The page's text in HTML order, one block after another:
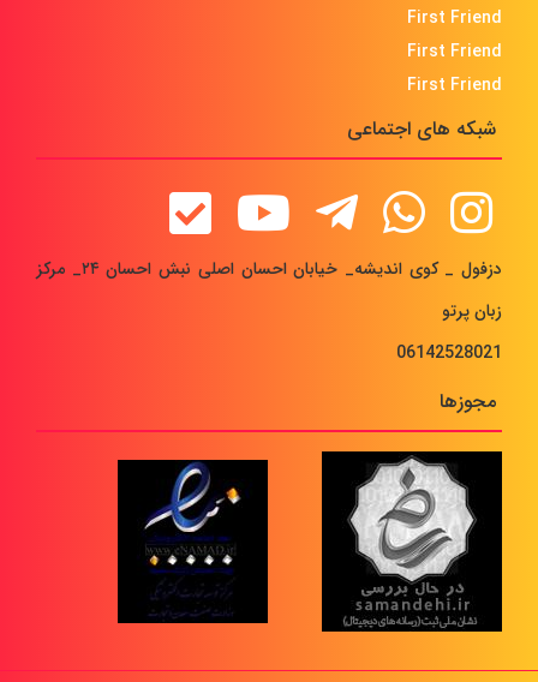
First Friend
First Friend
First Friend
شبکه های اجتماعی
دزفول _ کوی اندیشه_ خیابان احسان اصلی نبش احسان ۲۴_ مرکز
زبان پرتو
06142528021
مجوزها